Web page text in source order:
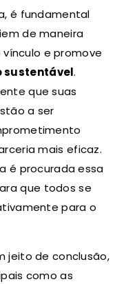
é fundamental
de maneira
e promove
sustentável.
que suas
a ser
mais eficaz.
é procurada essa
que todos se
para o
jeito de conclusão,
como as